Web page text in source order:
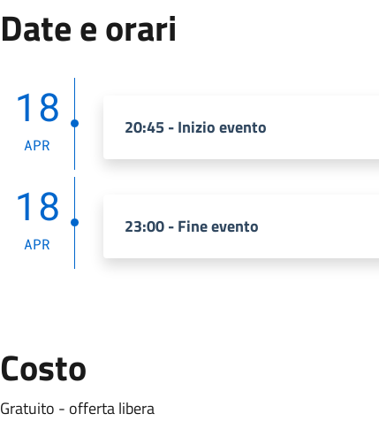
Date e orari
18
APR
20:45 - Inizio evento
18
APR
23:00 - Fine evento
Costo
Gratuito - offerta libera